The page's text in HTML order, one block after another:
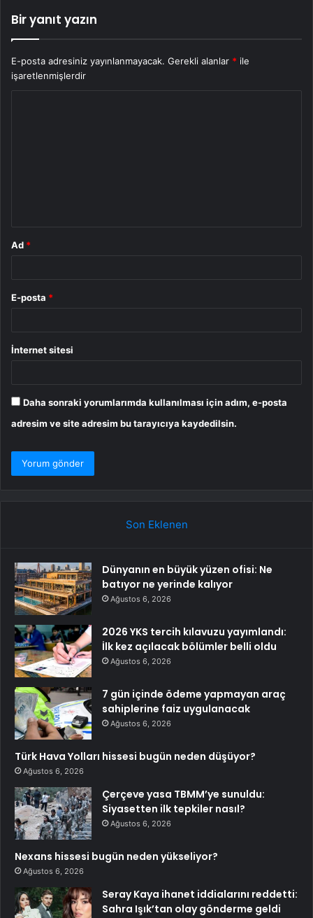
Bir yanıt yazın
E-posta adresiniz yayınlanmayacak. Gerekli alanlar * ile
işaretlenmişlerdir
Ad *
E-posta *
İnternet sitesi
Daha sonraki yorumlarımda kullanılması için adım, e-posta
adresim ve site adresim bu tarayıcıya kaydedilsin.
Son Eklenen
Dünyanın en büyük yüzen ofisi: Ne
batıyor ne yerinde kalıyor
Ağustos 6, 2026
2026 YKS tercih kılavuzu yayımlandı:
İlk kez açılacak bölümler belli oldu
Ağustos 6, 2026
7 gün içinde ödeme yapmayan araç
sahiplerine faiz uygulanacak
Ağustos 6, 2026
Türk Hava Yolları hissesi bugün neden düşüyor?
Ağustos 6, 2026
Çerçeve yasa TBMM’ye sunuldu:
Siyasetten ilk tepkiler nasıl?
Ağustos 6, 2026
Nexans hissesi bugün neden yükseliyor?
Ağustos 6, 2026
Seray Kaya ihanet iddialarını reddetti:
Sahra Işık’tan olay gönderme geldi